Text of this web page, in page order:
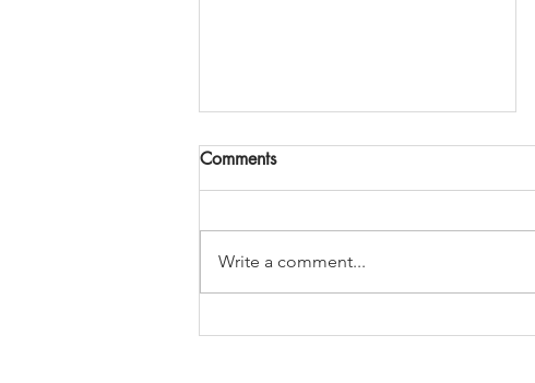
Kui mitte keegi ei olegi Sinuga
Comments
Write a comment...